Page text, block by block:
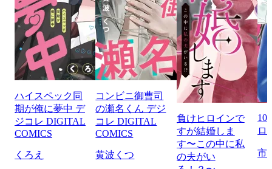
ハイスペック同
期が俺に夢中 デ
ジコレ DIGITAL
COMICS
くろえ
コンビニ御曹司
の瀬名くん デジ
コレ DIGITAL
COMICS
黄波くつ
負けヒロインで
すが結婚しま
す〜この中に私
の夫がい
ロ
市